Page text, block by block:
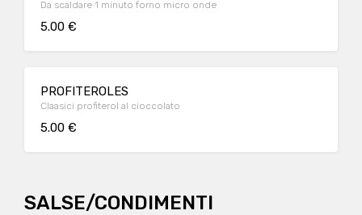
Da scaldare 1 minuto forno micro onde
5.00 €
PROFITEROLES
Claasici profiterol al cioccolato
5.00 €
SALSE/CONDIMENTI